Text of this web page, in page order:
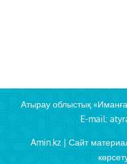
Атырау облыстық
E-mail:
Amin.kz | Сайт